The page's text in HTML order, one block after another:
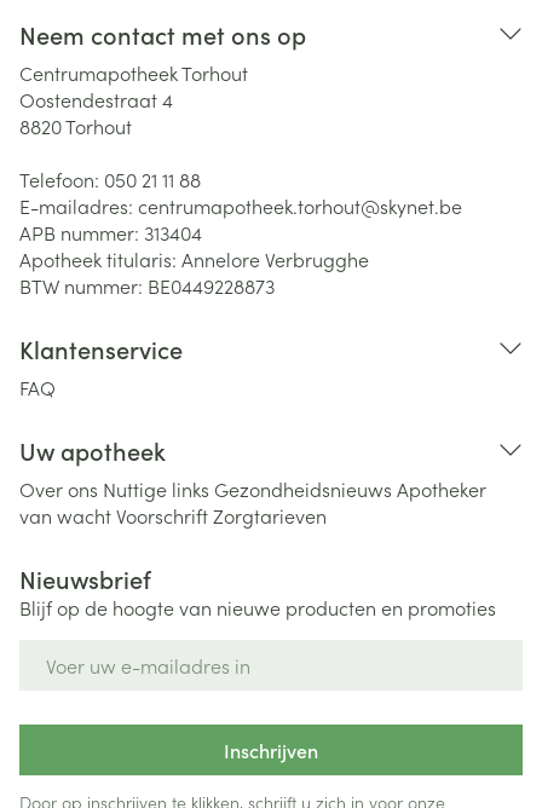
Neem contact met ons op
Centrumapotheek Torhout
Oostendestraat 4
8820Torhout
Telefoon: 050 21 11 88
E-mailadres: centrumapotheek.torhout@skynet.be
APB nummer: 313404
Apotheek titularis: Annelore Verbrugghe
BTW nummer: BE0449228873
Klantenservice
FAQ
Uw apotheek
Over ons Nuttige links Gezondheidsnieuws Apotheker
van wachtVoorschriftZorgtarieven
Nieuwsbrief
Blijf op de hoogte van nieuwe producten en promoties
Inschrijven
Door op inschrijven te klikken, schrijft u zich in voor onze